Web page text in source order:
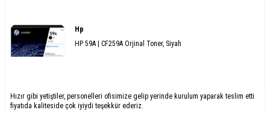
Hp
HP 59A | CF259A Orjinal Toner, Siyah
Hızır gibi yetiştiler, personelleri ofisimize gelip yerinde kurulum yaparak teslim etti
fiyatıda kaliteside çok iyiydi teşekkür ederiz.